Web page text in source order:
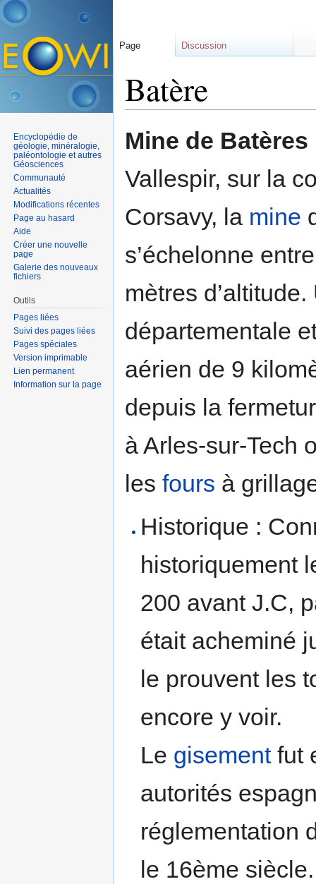
Batère
Mine de Batères
Vallespir, sur la
Corsavy, la mine
s’échelonne
mètres
départementale
aérien de 9
depuis la
à Arles-sur-Tech
les fours à
Historique :
historiquement
200 avant J.C,
était acheminé
le prouvent les
encore y voir.
Le gisementfut
autorités
réglementation
le 16ème
Page Discussion
Encyclopédie de
géologie, minéralogie,
paléontologie et autres
Géosciences
Communauté
Actualités
Modifications récentes
Page au hasard
Aide
Créer une nouvelle
page
Galerie des nouveaux
fichiers
Outils
Pages liées
Suivi des pages liées
Pages spéciales
Version imprimable
Lien permanent
Information sur la page